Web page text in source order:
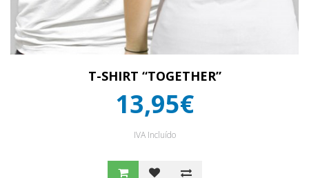
T-SHIRT “TOGETHER”
13,95€
IVA Incluído